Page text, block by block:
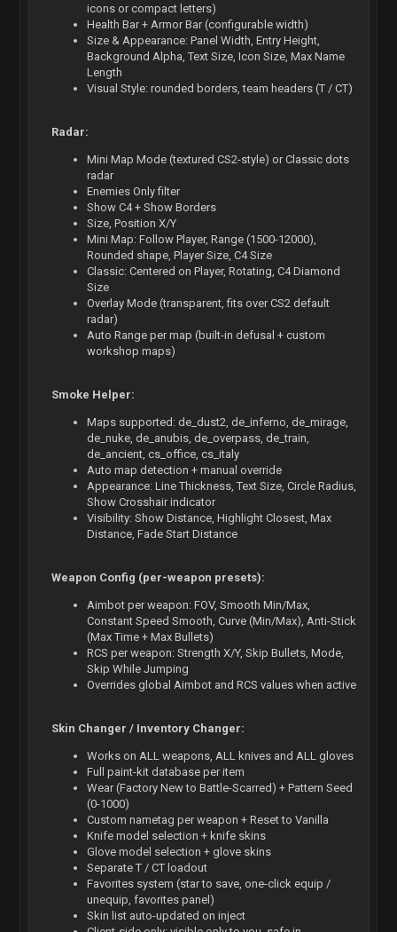
icons or compact letters)
Health Bar + Armor Bar (configurable width)
Size & Appearance: Panel Width, Entry Height,
Background Alpha, Text Size, Icon Size, Max Name
Length
Visual Style: rounded borders, team headers (T / CT)
Radar:
Mini Map Mode (textured CS2-style) or Classic dots
radar
Enemies Only filter
Show C4 + Show Borders
Size, Position X/Y
Mini Map: Follow Player, Range (1500-12000),
Rounded shape, Player Size, C4 Size
Classic: Centered on Player, Rotating, C4 Diamond
Size
Overlay Mode (transparent, fits over CS2 default
radar)
Auto Range per map (built-in defusal + custom
workshop maps)
Smoke Helper:
Maps supported: de_dust2, de_inferno, de_mirage,
de_nuke, de_anubis, de_overpass, de_train,
de_ancient, cs_office, cs_italy
Auto map detection + manual override
Appearance: Line Thickness, Text Size, Circle Radius,
Show Crosshair indicator
Visibility: Show Distance, Highlight Closest, Max
Distance, Fade Start Distance
Weapon Config (per-weapon presets):
Aimbot per weapon: FOV, Smooth Min/Max,
Constant Speed Smooth, Curve (Min/Max), Anti-Stick
(Max Time + Max Bullets)
RCS per weapon: Strength X/Y, Skip Bullets, Mode,
Skip While Jumping
Overrides global Aimbot and RCS values when active
Skin Changer / Inventory Changer:
Works on ALL weapons, ALL knives and ALL gloves
Full paint-kit database per item
Wear (Factory New to Battle-Scarred) + Pattern Seed
(0-1000)
Custom nametag per weapon + Reset to Vanilla
Knife model selection + knife skins
Glove model selection + glove skins
Separate T / CT loadout
Favorites system (star to save, one-click equip /
unequip, favorites panel)
Skin list auto-updated on inject